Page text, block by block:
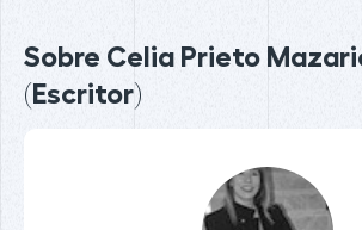
Sobre Celia Prieto
(Escritor)